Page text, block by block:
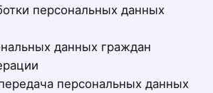
персональных данных
данных граждан
персональных данных